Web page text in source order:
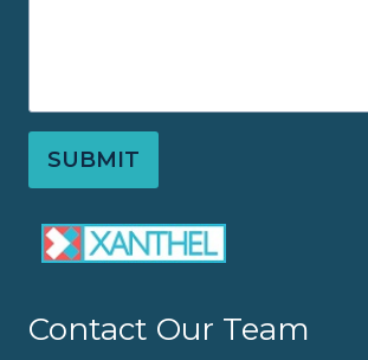
SUBMIT
Contact Our Team